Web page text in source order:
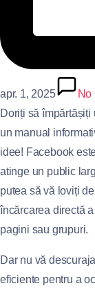
apr. 1, 2025
No
Doriți să
un manual
idee! Facebook
atinge un public
putea să vă loviți
încărcarea directă
pagini sau grupuri.
Dar nu vă
eficiente pentru a